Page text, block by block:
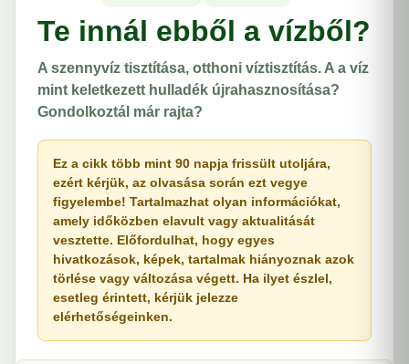
Te innál ebből a vízből?
A szennyvíz tisztítása, otthoni víztisztítás. A a víz
mint keletkezett hulladék újrahasznosítása?
Gondolkoztál már rajta?
Ez a cikk több mint 90 napja frissült utoljára,
ezért kérjük, az olvasása során ezt vegye
figyelembe! Tartalmazhat olyan információkat,
amely időközben elavult vagy aktualitását
vesztette. Előfordulhat, hogy egyes
hivatkozások, képek, tartalmak hiányoznak azok
törlése vagy változása végett. Ha ilyet észlel,
esetleg érintett, kérjük jelezze
elérhetőségeinken.